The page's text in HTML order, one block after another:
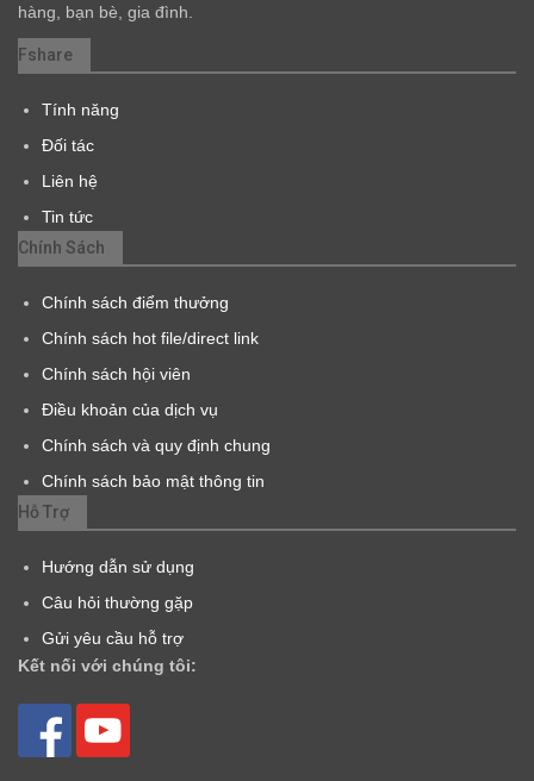
hàng, bạn bè, gia đình.
Fshare
Tính năng
Đối tác
Liên hệ
Tin tức
Chính Sách
Chính sách điểm thưởng
Chính sách hot file/direct link
Chính sách hội viên
Điều khoản của dịch vụ
Chính sách và quy định chung
Chính sách bảo mật thông tin
Hỗ Trợ
Hướng dẫn sử dụng
Câu hỏi thường gặp
Gửi yêu cầu hỗ trợ
Kết nối với chúng tôi: